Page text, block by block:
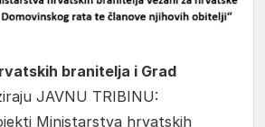
branitelja i Grad
JAVNU TRIBINU:
Ministarstva hrvatskih